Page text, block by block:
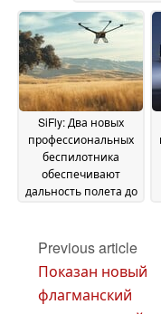
конкурента
X5
05 May
SiFly: Два новых
профессиональных
беспилотника
обеспечивают
дальность полета до
грузы03 May 2025
Previous article
Показан новый
флагманский